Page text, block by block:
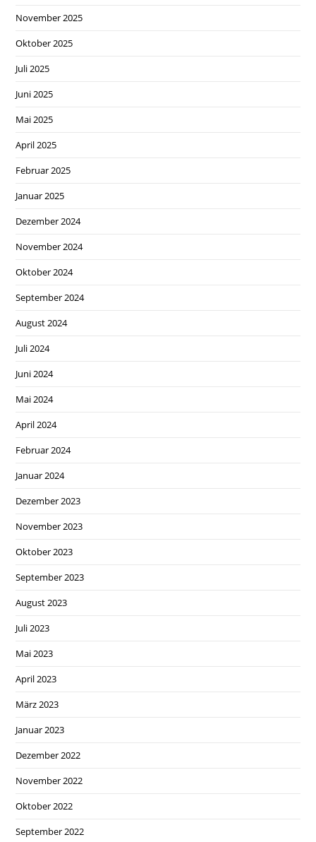
November 2025
Oktober 2025
Juli 2025
Juni 2025
Mai 2025
April 2025
Februar 2025
Januar 2025
Dezember 2024
November 2024
Oktober 2024
September 2024
August 2024
Juli 2024
Juni 2024
Mai 2024
April 2024
Februar 2024
Januar 2024
Dezember 2023
November 2023
Oktober 2023
September 2023
August 2023
Juli 2023
Mai 2023
April 2023
März 2023
Januar 2023
Dezember 2022
November 2022
Oktober 2022
September 2022